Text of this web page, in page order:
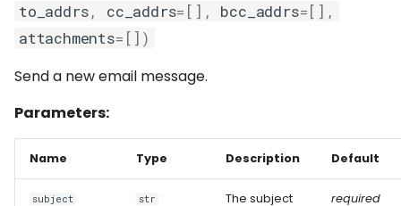
to_addrs, cc_addrs= [], bcc_addrs=[],
attachments= [])
Send a new email message.
Parameters:
Name Type Description Default
subject str
The subject
required